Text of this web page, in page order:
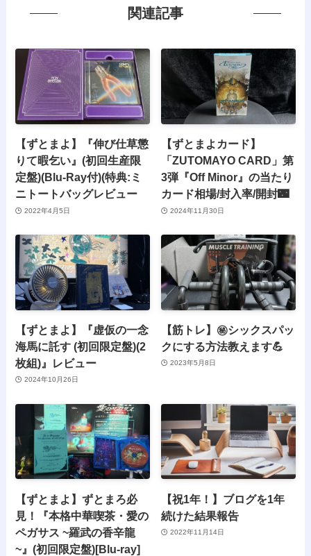
関連記事
【ずとまよ】『伸び仕草懲
りて暇乞い』(初回生産限
定盤)(Blu-Ray付)(特典:ミ
ニトートバッグレビュー
2022年4月5日
【ずとまよカード】
「ZUTOMAYO CARD」第
3弾『Off Minor』の当たり
カード相場/封入率/開封🌃
2024年11月30日
【ずとまよ】『虚仮の一念
海馬に託す (初回限定盤)(2
枚組)』レビュー
2024年10月26日
【筋トレ】㊙シックスパッ
クにする方法教えます💪
2023年5月8日
【ずとまよ】ずとまろ必
見！『本格中華喫茶・愛の
ペガサス ~羅武の香辛龍
~』(初回限定盤)[Blu-ray]
【祝1年！】ブログを1年
続けた結果報告
2022年11月14日